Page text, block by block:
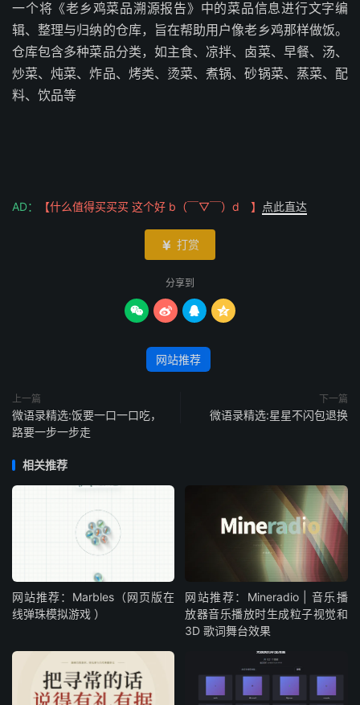
一个将《老乡鸡菜品溯源报告》中的菜品信息进行文字编
辑、整理与归纳的仓库，旨在帮助用户像老乡鸡那样做饭。
仓库包含多种菜品分类，如主食、凉拌、卤菜、早餐、汤、
炒菜、炖菜、炸品、烤类、烫菜、煮锅、砂锅菜、蒸菜、配
料、饮品等
AD： 【什么值得买买买 这个好 b（￣▽￣）d 】 点此直达
 打赏
分享到
   
网站推荐
上一篇
微语录精选:饭要一口一口吃，
路要一步一步走
下一篇
微语录精选:星星不闪包退换
相关推荐
网站推荐：Marbles（网页版在
线弹珠模拟游戏 ）
网站推荐：Mineradio | 音乐播
放器音乐播放时生成粒子视觉和
3D 歌词舞台效果